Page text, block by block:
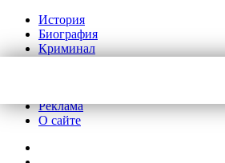
История
Биография
Криминал
Реклама
О сайте